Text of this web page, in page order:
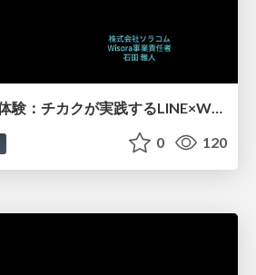
AIと人が繋ぐ顧客体験：チカクが実践するLINE×Wisora活用事例【SORACOM Discovery 2026】
0 120